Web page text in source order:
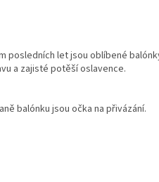
posledních let jsou oblíbené
a zajisté potěší oslavence.
balónku jsou očka na přivázání.